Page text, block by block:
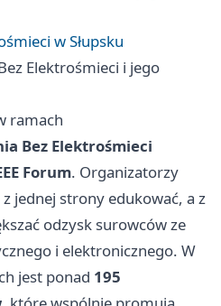
w Słupsku
Elektrośmieci i jego
ramach
Bez Elektrośmieci
Forum. Organizatorzy
jednej strony edukować, a z
odzysk surowców ze
i elektronicznego. W
jest ponad 195